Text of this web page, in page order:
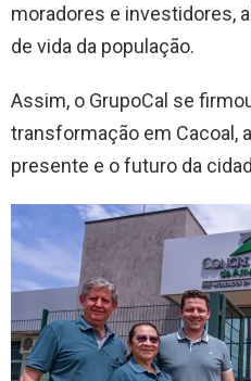
moradores e investidores,
de vida da população.
Assim, o GrupoCal se
transformação em Cacoal,
presente e o futuro da